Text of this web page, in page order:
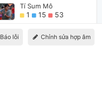
Tí Sum Mô
1 15 53
Báo lỗi Chỉnh sửa hợp âm